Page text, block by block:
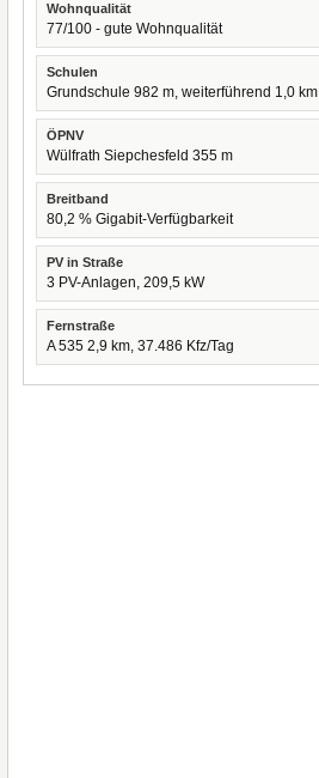
Wohnqualität
77/100 - gute Wohnqualität
Schulen
Grundschule 982 m, weiterführend 1,0 km
ÖPNV
Wülfrath Siepchesfeld 355 m
Breitband
80,2 % Gigabit-Verfügbarkeit
PV in Straße
3 PV-Anlagen, 209,5 kW
Fernstraße
A 535 2,9 km, 37.486 Kfz/Tag